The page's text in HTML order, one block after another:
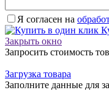
Я согласен на
Закрыть окно
Запросить стоимость
Загрузка товара
Заполните данные для